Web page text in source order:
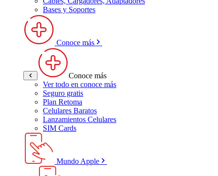
Bases y Soportes
Conoce más
Conoce más
Ver todo en conoce más
Seguro gratis
Plan Retoma
Celulares Baratos
Lanzamientos Celulares
SIM Cards
Mundo Apple